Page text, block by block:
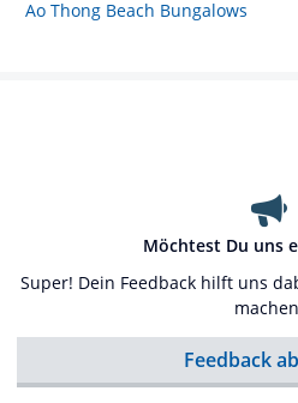
Ao Thong Beach Bungalows
Möchtest Du uns
Super! Dein Feedback hilft uns
Feedback